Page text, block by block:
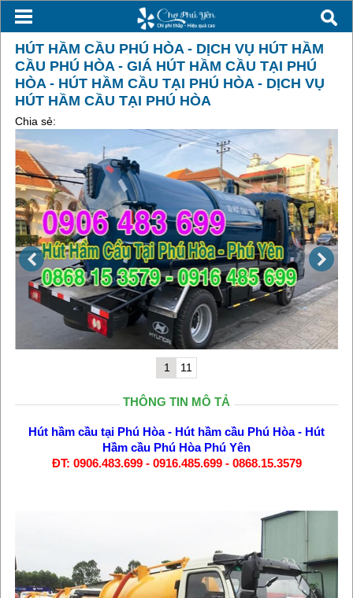
HÚT HẦM CẦU PHÚ HÒA - DỊCH VỤ HÚT HẦM
CẦU PHÚ HÒA - GIÁ HÚT HẦM CẦU TẠI PHÚ
HÒA - HÚT HẦM CẦU TẠI PHÚ HÒA - DỊCH VỤ
HÚT HẦM CẦU TẠI PHÚ HÒA
Chia sẻ:
1 11
THÔNG TIN MÔ TẢ
Hút hầm cầu tại Phú Hòa- Hút hầm cầu Phú Hòa- Hút
Hầm cầu Phú Hòa Phú Yên
ĐT: 0906.483.699 - 0916.485.699 - 0868.15.3579